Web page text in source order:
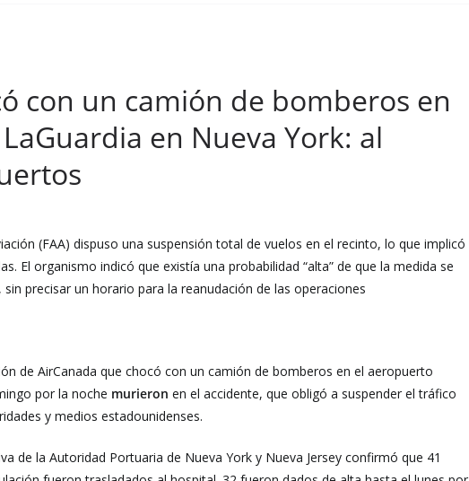
con un camión de bomberos en
en Nueva York: al
(FAA) dispuso una suspensión total de vuelos en el recinto, lo que implicó
El organismo indicó que existía una probabilidad “alta” de que la medida se
precisar un horario para la reanudación de las operaciones
de AirCanada que chocó con un camión de bomberos en el aeropuerto
por la noche murieron en el accidente, que obligó a suspender el tráfico
y medios estadounidenses.
de la Autoridad Portuaria de Nueva York y Nueva Jersey confirmó que 41